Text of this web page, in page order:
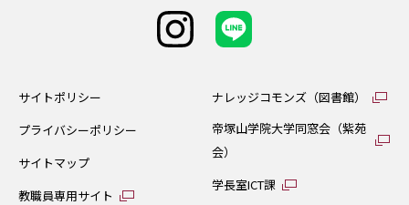
サイトポリシー
プライバシーポリシー
サイトマップ
教職員専用サイト
ナレッジコモンズ（図書館）
帝塚山学院大学同窓会（紫苑
会）
学長室ICT課